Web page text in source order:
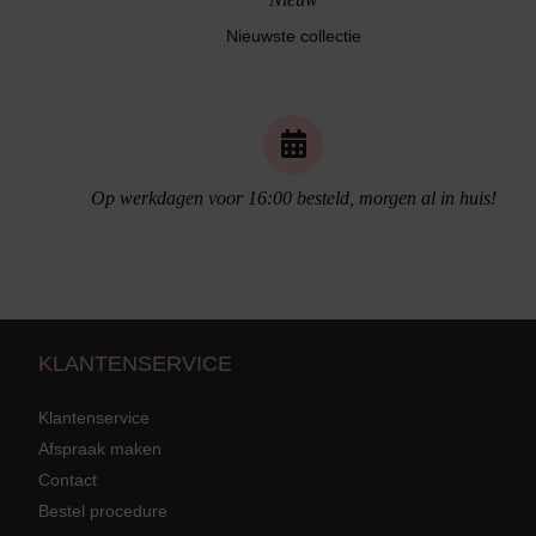
Nieuwste collectie
Op werkdagen voor 16:00 besteld, morgen al in huis!
KLANTENSERVICE
Klantenservice
Afspraak maken
Contact
Bestel procedure
Strandkleding
terug